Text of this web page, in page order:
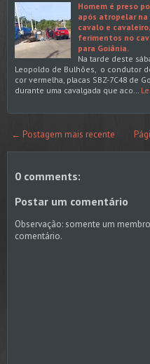
Homem é preso
após atropelar na
cavalo e
ferimentos no
para Goiânia.
Na tarde deste
Leopoldo de Bulhões, o condutor
cor vermelha, placas SBZ-7C48 de
durante uma cavalgada que aco…
← Postagem mais recente
0 comments:
Postar um comentário
Observação: somente um
comentário.